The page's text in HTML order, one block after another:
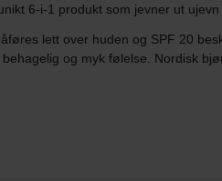
6-i-1 produkt som jevner ut
lett over huden og SPF 20
og myk følelse. Nordisk